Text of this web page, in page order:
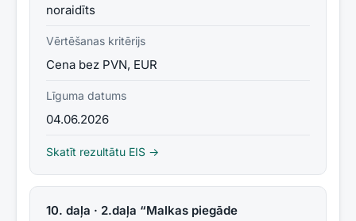
noraidīts
Vērtēšanas kritērijs
Cena bez PVN, EUR
Līguma datums
04.06.2026
Skatīt rezultātu EIS →
10. daļa · 2.daļa “Malkas piegāde